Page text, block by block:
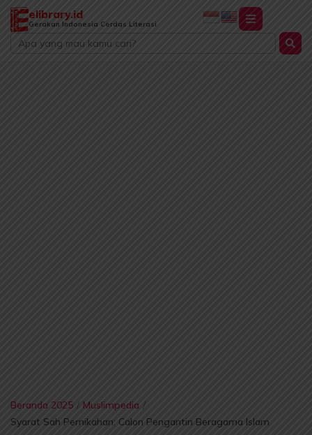
Lewati
konten
elibrary.id
Gerakan Indonesia Cerdas Literasi
Search
...
Beranda 2025 / Muslimpedia /
Syarat Sah Pernikahan: Calon Pengantin Beragama Islam